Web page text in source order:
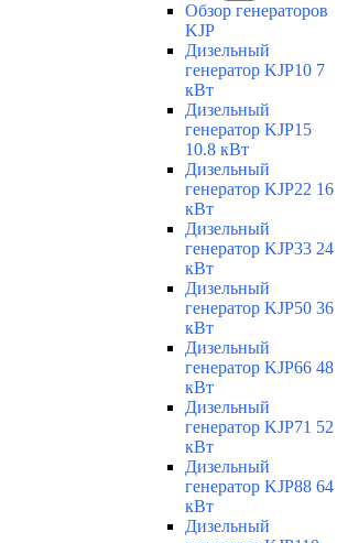
Обзор генераторов
KJP
Дизельный
генератор KJP10 7
кВт
Дизельный
генератор KJP15
10.8 кВт
Дизельный
генератор KJP22 16
кВт
Дизельный
генератор KJP33 24
кВт
Дизельный
генератор KJP50 36
кВт
Дизельный
генератор KJP66 48
кВт
Дизельный
генератор KJP71 52
кВт
Дизельный
генератор KJP88 64
кВт
Дизельный